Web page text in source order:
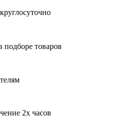
товаров
2х часов